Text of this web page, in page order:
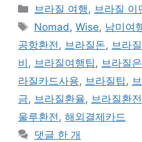
카
테
리
브라질 여행, 브라질 이
태
그
Nomad,Wise, 남미여
공항환전, 브라질돈, 브라
비 , 브라질여행팁, 브라질
라질카드사용, 브라질팁,
금, 브라질환율, 브라질환전
울루환전, 해외결제카드
댓글 한 개